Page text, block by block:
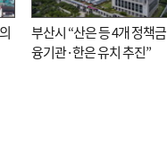
부산시 “산은 등 4개 정책금
융기관·한은 유치 추진”